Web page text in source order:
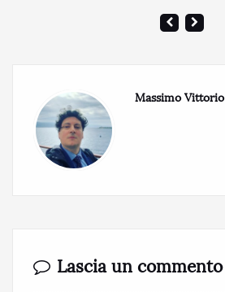
Massimo Vittorio
Lascia un commento